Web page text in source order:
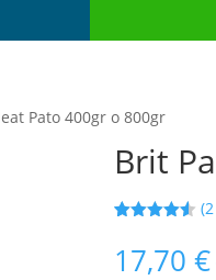
Pato 400gr o 800gr
Brit
de 5 en
(2
17,70 €